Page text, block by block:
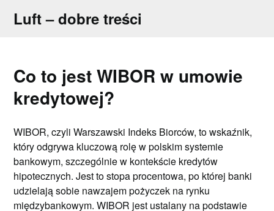
Luft – dobre treści
Co to jest WIBOR w umowie
kredytowej?
WIBOR, czyli Warszawski Indeks Biorców, to wskaźnik,
który odgrywa kluczową rolę w polskim systemie
bankowym, szczególnie w kontekście kredytów
hipotecznych. Jest to stopa procentowa, po której banki
udzielają sobie nawzajem pożyczek na rynku
międzybankowym. WIBOR jest ustalany na podstawie